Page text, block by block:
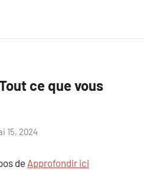
ce que vous
15, 2024
de Approfondir ici